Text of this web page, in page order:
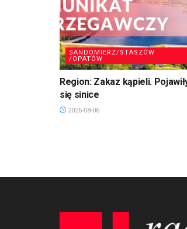
SANDOMIERZ/STASZÓW
/OPATÓW
Region: Zakaz kąpieli.
się sinice
2026-08-06